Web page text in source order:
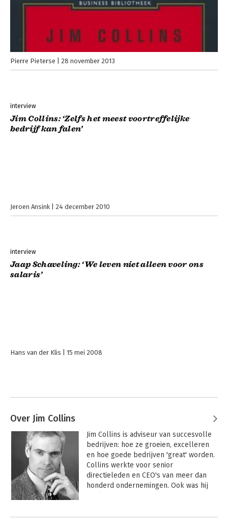
Pierre Pieterse 28 november 2013
interview
Jim Collins: ‘Zelfs het meest voortreffelijke
bedrijf kan falen’
Jeroen Ansink 24 december 2010
interview
Jaap Schaveling: ‘We leven niet alleen voor ons
salaris’
Hans van der Klis 15 mei 2008
Over Jim Collins
Jim Collins is adviseur van succesvolle
bedrijven: hoe ze groeien, excelleren
en hoe goede bedrijven 'great' worden.
Collins werkte voor senior
directieleden en CEO's van meer dan
honderd ondernemingen. Ook was hij
Jim Collins is afgestudeerd in business
Andere boeken door Jim Collins